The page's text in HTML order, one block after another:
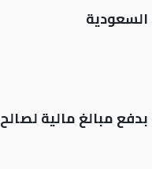
السعودية
مبالغ مالية لصالح